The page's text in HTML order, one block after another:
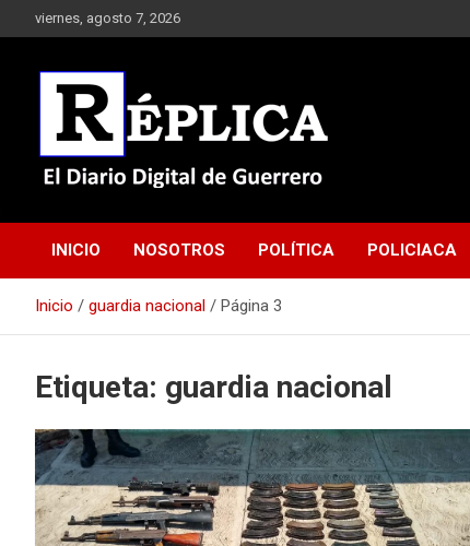
al
viernes, agosto 7, 2026
Réplica
INICIO NOSOTROS POLÍTICA POLICIACA
Inicio guardia nacional Página 3
Etiqueta: guardia nacional